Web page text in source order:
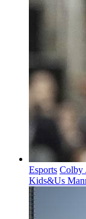
Esports Colby
Kids&Us